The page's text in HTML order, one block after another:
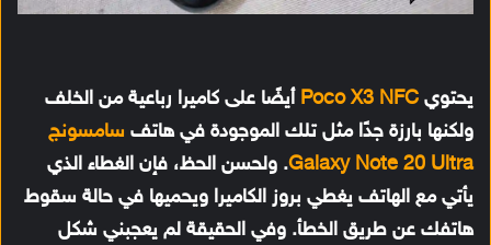
يحتوي Poco X3 NFC أيضًا على كاميرا رباعية من الخلف
ولكنها بارزة جدًا مثل تلك الموجودة في هاتف سامسونج
Galaxy Note 20 Ultra. ولحسن الحظ، فإن الغطاء الذي
يأتي مع الهاتف يغطي بروز الكاميرا ويحميها في حالة سقوط
هاتفك عن طريق الخطأ. وفي الحقيقة لم يعجبني شكل